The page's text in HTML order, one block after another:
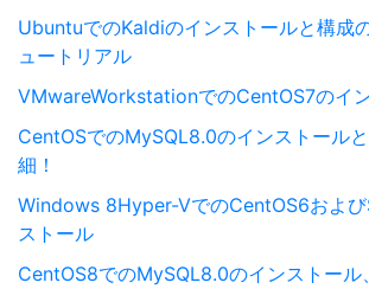
UbuntuでのKaldiのインストールと構成
ュートリアル
VMwareWorkstationでのCentOS7のイ
CentOSでのMySQL8.0のインストール
細！
Windows 8Hyper-VでのCentOS6および
ストール
CentOS8でのMySQL8.0のインストール